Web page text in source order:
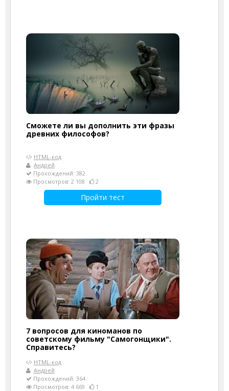
Сможете ли вы дополнить эти фразы
древних философов?
HTML-код
Андрей
Прохождений: 382
Просмотров: 2 108
2
Пройти тест
7 вопросов для киноманов по
советскому фильму "Самогонщики".
Справитесь?
HTML-код
Андрей
Прохождений: 364
Просмотров: 4 669
1